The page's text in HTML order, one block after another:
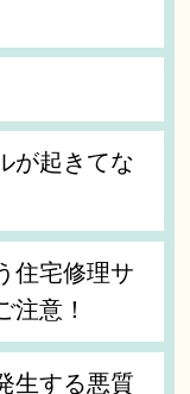
が起きてな
住宅修理サ
注意！
生する悪質